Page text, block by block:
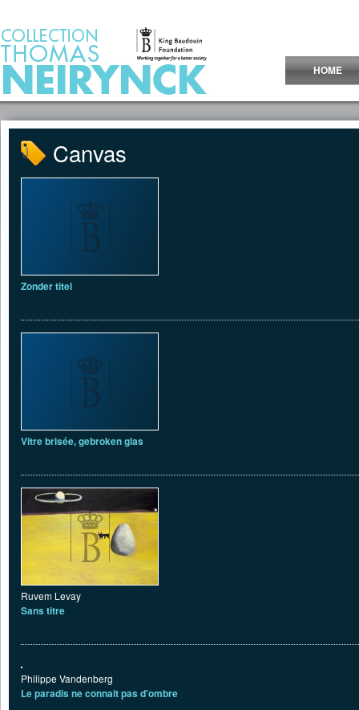
HOME
Canvas
Zonder titel
Vitre brisée, gebroken glas
Ruvem Levay
Sans titre
Philippe Vandenberg
Le paradis ne connait pas d'ombre